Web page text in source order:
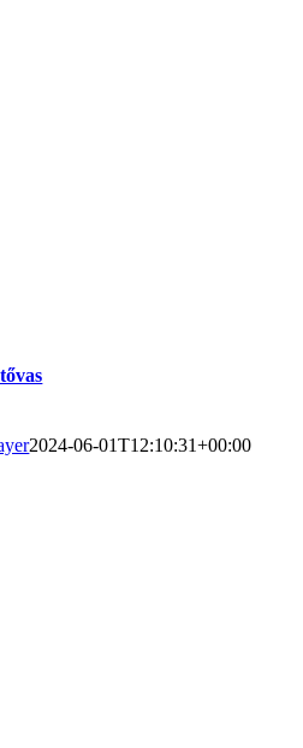
2024-06-01T12:10:31+00:00